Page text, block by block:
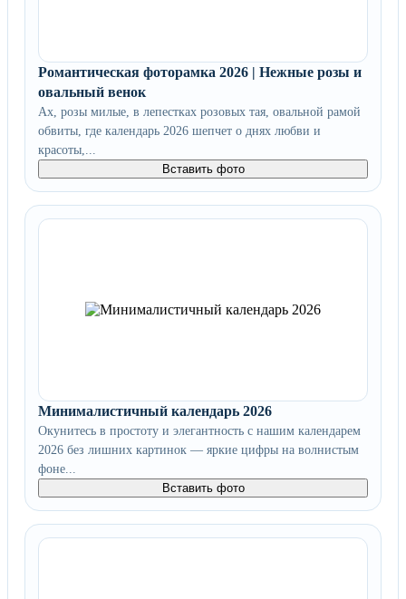
Романтическая фоторамка 2026 | Нежные розы и
овальный венок
Ах, розы милые, в лепестках розовых тая, овальной рамой
обвиты, где календарь 2026 шепчет о днях любви и
красоты,...
Вставить фото
Минималистичный календарь 2026
Окунитесь в простоту и элегантность с нашим календарем
2026 без лишних картинок — яркие цифры на волнистым
фоне...
Вставить фото